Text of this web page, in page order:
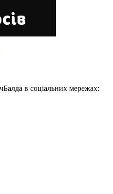
в соціальних мережах: